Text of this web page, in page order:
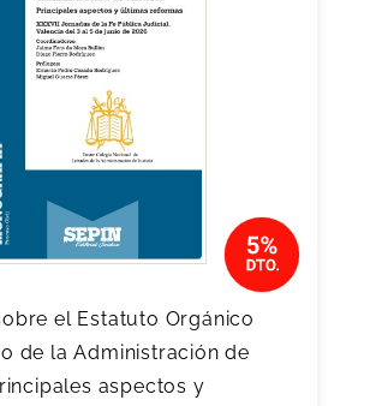
el Estatuto Orgánico
de la Administración de
aspectos y